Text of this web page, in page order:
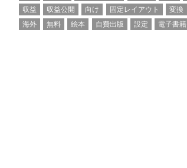
収益
収益公開 向け 固定レイアウト 変換
海外
無料 絵本 自費出版 設定 電子書籍